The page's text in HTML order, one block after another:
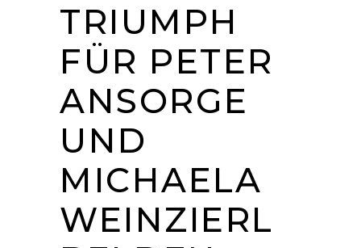
TRIUMPH
FÜR PETER
ANSORGE
UND
MICHAELA
WEINZIERL